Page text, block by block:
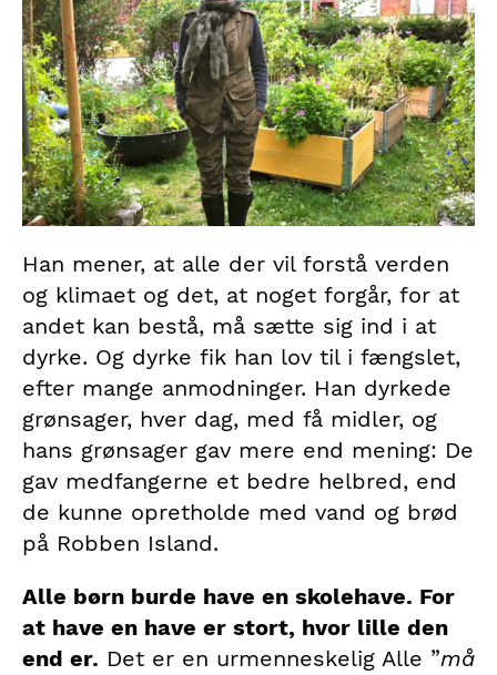
Han mener, at alle der vil forstå verden
og klimaet og det, at noget forgår, for at
andet kan bestå, må sætte sig ind i at
dyrke. Og dyrke fik han lov til i fængslet,
efter mange anmodninger. Han dyrkede
grønsager, hver dag, med få midler, og
hans grønsager gav mere end mening: De
gav medfangerne et bedre helbred, end
de kunne opretholde med vand og brød
på Robben Island.
Alle børn burde have en skolehave. For
at have en have er stort, hvor lille den
end er. Det er en urmenneskelig Alle ”må